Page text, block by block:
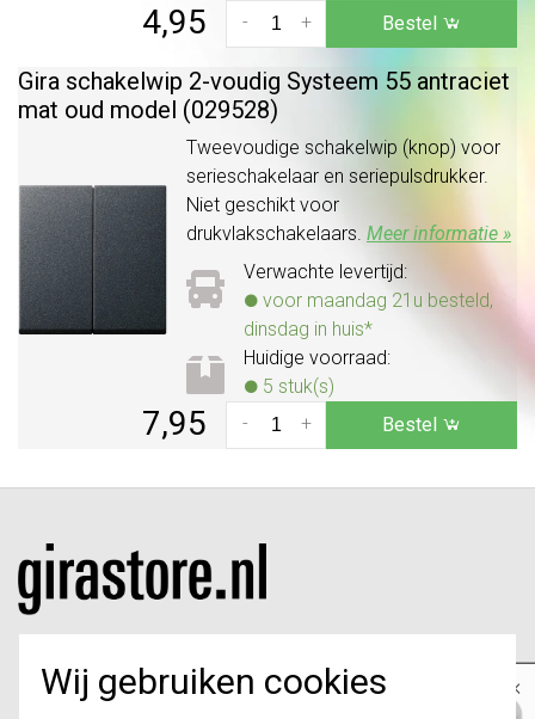
Wij gebruiken cookies
4,95 +
- Bestel
Gira schakelwip 2-voudig Systeem 55 antraciet
mat oud model (029528)
Tweevoudige schakelwip (knop) voor
serieschakelaar en seriepulsdrukker.
Niet geschikt voor
drukvlakschakelaars. Meer informatie »
Verwachte levertijd:
voor maandag 21u besteld,
dinsdag in huis*
Huidige voorraad:
5 stuk(s)
7,95 +
- Bestel
Girastore.nl is onderdeel van e-Stores
×